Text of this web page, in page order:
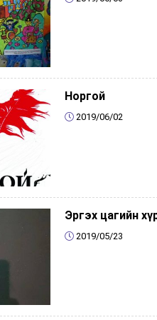
Норгой
2019/06/02
Эргэх цагийн
2019/05/23